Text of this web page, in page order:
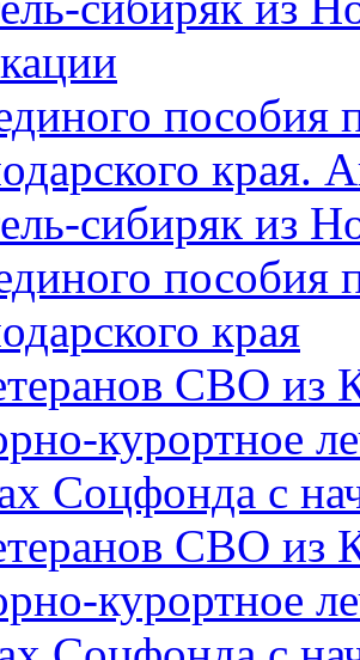
пособия
края.
сибиряк из
пособия
края
СВО из
курортное
Соцфонда с
СВО из
курортное